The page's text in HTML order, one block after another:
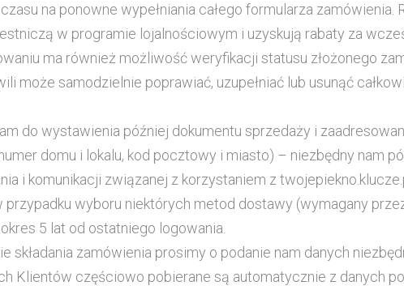
na ponowne wypełniania całego formularza
w programie lojalnościowym i uzyskują rabaty za
ma również możliwość weryfikacji statusu złożonego
może samodzielnie poprawiać, uzupełniać lub usunąć
do wystawienia później dokumentu sprzedaży i
domu i lokalu, kod pocztowy i miasto) – niezbędny nam
i komunikacji związanej z korzystaniem z
przypadku wyboru niektórych metod dostawy (wymagany
5 lat od ostatniego logowania.
składania zamówienia prosimy o podanie nam danych
Klientów częściowo pobierane są automatycznie z danych